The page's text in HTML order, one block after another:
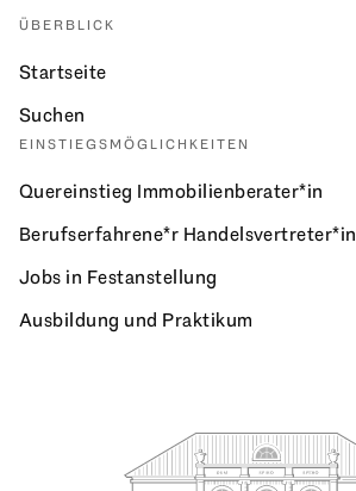
ÜBERBLICK
Startseite
Suchen
EINSTIEGSMÖGLICHKEITEN
Quereinstieg Immobilienberater*in
Berufserfahrene*r Handelsvertreter*in
Jobs in Festanstellung
Ausbildung und Praktikum